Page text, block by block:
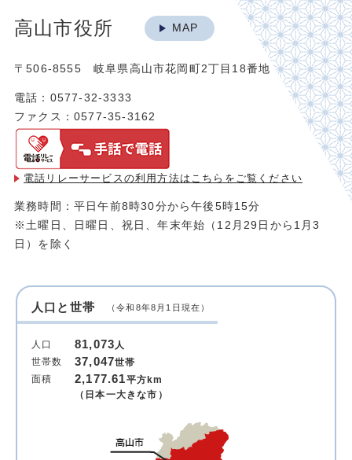
高山市役所 MAP
〒506-8555 岐阜県高山市花岡町2丁目18番地
電話：0577-32-3333
ファクス：0577-35-3162
電話リレーサービスの利用方法は こちらをご覧ください
業務時間：平日午前8時30分から午後5時15分
※土曜日、日曜日、祝日、年末年始（12月29日から1月3
日）を除く
人口と世帯 （令和8年8月1日現在）
人口 81,073人
世帯数
37,047世帯
面積
2,177.61平方km
（日本一大きな市）